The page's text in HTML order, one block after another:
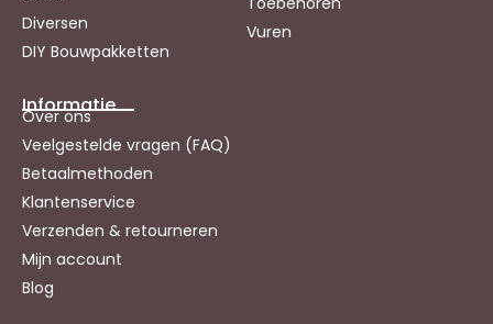
Diversen
DIY Bouwpakketten
Vuren
Informatie
Over ons
Veelgestelde vragen (FAQ)
Betaalmethoden
Klantenservice
Verzenden & retourneren
Mijn account
Blog